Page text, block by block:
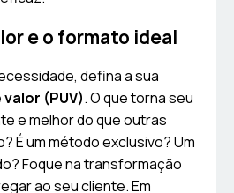
e o formato ideal
defina a sua
(PUV). O que torna seu
e melhor do que outras
É um método exclusivo? Um
Foque na transformação
ao seu cliente. Em